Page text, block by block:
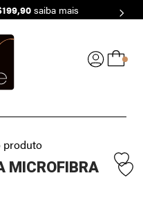
saiba mais
0
MICROFIBRA